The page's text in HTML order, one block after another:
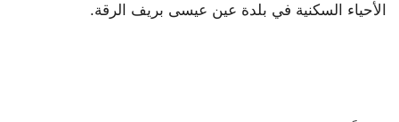
الأحياء السكنية في بلدة عين عيسى بريف الرقة.